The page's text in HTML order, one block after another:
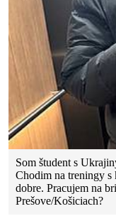
Som študent s
Chodim na treningy
dobre. Pracujem na
Prešove/Košiciach?